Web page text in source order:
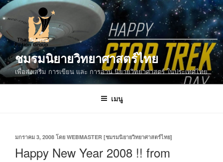
ข้าม
ไป
ยัง
บทความ
ชมรมนิยายวิทยาศาสตร์ไทย
เพื่อส่งเสริม การเขียน และ การอ่าน นิยายวิทยาศาสตร์ ในประเทศไทย
เมนู
เขียน
ที่
มกราคม 3, 2008 โดย WEBMASTER [ชมรมนิยายวิทยาศาสตร์ไทย]
Happy New Year 2008 !! from